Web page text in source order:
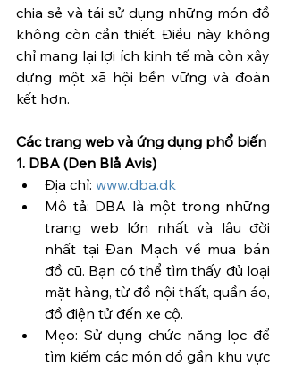
chia sẻ và tái sử dụng những món đồ
không còn cần thiết. Điều này không
chỉ mang lại lợi ích kinh tế mà còn xây
dựng một xã hội bền vững và đoàn
kết hơn.
Các trang web và ứng dụng phổ biến
1. DBA (Den Blå Avis)
Địa chỉ: www.dba.dk
Mô tả: DBA là một trong những
trang web lớn nhất và lâu đời
nhất tại Đan Mạch về mua bán
đồ cũ. Bạn có thể tìm thấy đủ loại
mặt hàng, từ đồ nội thất, quần áo,
đồ điện tử đến xe cộ.
Mẹo: Sử dụng chức năng lọc để
tìm kiếm các món đồ gần khu vực